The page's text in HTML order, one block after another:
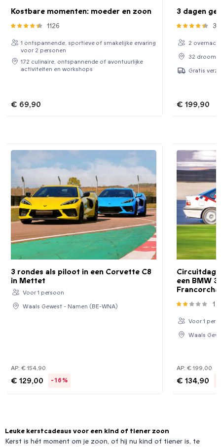
Kostbare momenten: moeder en zoon
1126
1 ontspannende, sportieve of smakelijke ervaring
voor 2 personen
172 culinaire, ontspannende of avontuurlijke
activiteiten en workshops
€ 69,90
3 dagen
2
32
Gratis
€ 199,90
3 rondes als piloot in een Corvette C8
in Mettet
Voor 1 persoon
Waals Gewest - Namen (BE-WNA)
AP: € 154,90
€ 129,00 -16%
Circuitdag
een BMW
1
Voor 1
Waals
AP: € 199,00
€ 134,90
Leuke kerstcadeaus voor een kind of tiener zoon
Kerst is hét moment om je zoon, of hij nu kind of tiener is, te